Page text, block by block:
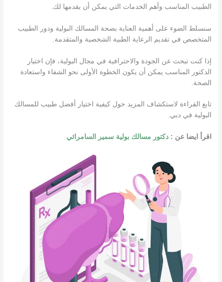
الطبيب المناسب وأهم الخدمات التي يمكن أن يقدمها لك.
سنسلط الضوء على أهمية العناية بصحة المسالك البولية ودور الطبيب
المتخصص في تقديم الرعاية الطبية الشخصية والمتقدمة.
إذا كنت تبحث عن الجودة والاحترافية في مجال البولية، فإن اختيار
الدكتور المناسب يمكن أن يكون الخطوة الأولى نحو الشفاء واستعادة
الصحة.
تابع القراءة لاستكشاف المزيد حول كيفية اختيار أفضل طبيب للمسالك
البولية في دبي.
اقرأ ايضا عن :دكتور مسالك بولية سمير السامرائي